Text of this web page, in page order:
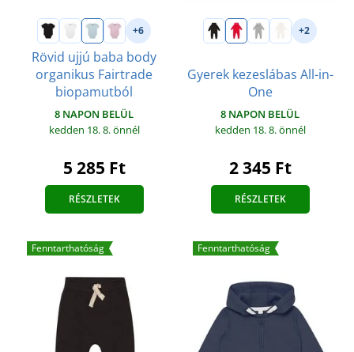
+6
Rövid ujjú baba body
organikus Fairtrade
biopamutból
8 NAPON BELÜL
kedden 18. 8.önnél
5 285 Ft
RÉSZLETEK
+2
Gyerek kezeslábas All-in-
One
8 NAPON BELÜL
kedden 18. 8.önnél
2 345 Ft
RÉSZLETEK
Fenntarthatóság Fenntarthatóság